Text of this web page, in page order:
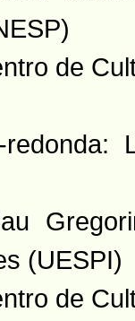
de
(UESPI)
de